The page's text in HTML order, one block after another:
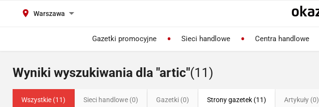
Warszawa
Gazetki promocyjne Sieci handlowe Centra handlowe
Wyniki wyszukiwania dla "artic"(11)
Wszystkie (11) Sieci handlowe (0) Gazetki (0) Strony gazetek (11) Artykuły (0)